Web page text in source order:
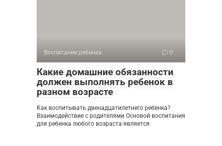
Воспитание ребенка 0
Какие домашние обязанности
должен выполнять ребенок в
разном возрасте
Как воспитывать двенадцатилетнего ребенка?
Взаимодействие с родителями Основой воспитания
для ребенка любого возраста является